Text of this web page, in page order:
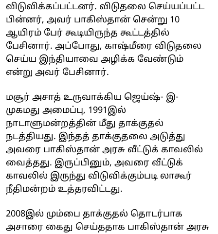
விடுவிக்கப்பட்டனர். விடுதலை செய்யப்பட்ட
பின்னர், அவர் பாகிஸ்தான் சென்று 10
ஆயிரம் பேர் கூடியிருந்த கூட்டத்தில்
பேசினார். அப்போது, காஷ்மீரை விடுதலை
செய்ய இந்தியாவை அழிக்க வேண்டும்
என்று அவர் பேசினார்.
மசூர் அசாத் உருவாக்கிய ஜெய்ஷ்- இ-
முகமது அமைப்பு, 1991இல்
நாடாளுமன்றத்தின் மீது தாக்குதல்
நடத்தியது. இந்தத் தாக்குதலை அடுத்து
அவரை பாகிஸ்தான் அரசு வீட்டுக் காவலில்
வைத்தது. இருப்பினும், அவரை வீட்டுக்
காவலில் இருந்து விடுவிக்கும்படி லாகூர்
நீதிமன்றம் உத்தரவிட்டது.
2008இல் மும்பை தாக்குதல் தொடர்பாக
அசாரை கைது செய்ததாக பாகிஸ்தான் அரசு